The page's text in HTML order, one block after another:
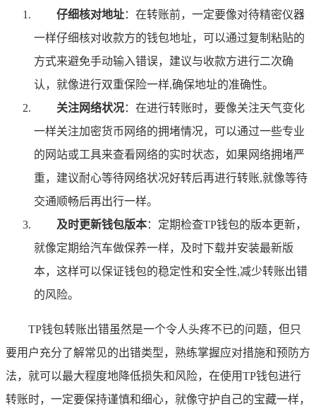
仔细核对地址：在转账前，一定要像对待精密仪器
一样仔细核对收款方的钱包地址，可以通过复制粘贴的
方式来避免手动输入错误，建议与收款方进行二次确
认，就像进行双重保险一样,确保地址的准确性。
关注网络状况：在进行转账时，要像关注天气变化
一样关注加密货币网络的拥堵情况，可以通过一些专业
的网站或工具来查看网络的实时状态，如果网络拥堵严
重，建议耐心等待网络状况好转后再进行转账,就像等待
交通顺畅后再出行一样。
及时更新钱包版本：定期检查TP钱包的版本更新，
就像定期给汽车做保养一样，及时下载并安装最新版
本，这样可以保证钱包的稳定性和安全性,减少转账出错
的风险。
TP钱包转账出错虽然是一个令人头疼不已的问题，但只
要用户充分了解常见的出错类型，熟练掌握应对措施和预防方
法，就可以最大程度地降低损失和风险，在使用TP钱包进行
转账时，一定要保持谨慎和细心，就像守护自己的宝藏一样，